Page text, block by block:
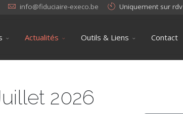
info@fiduciaire-execo.be Uniquement sur rdv
Actualités Outils & Liens Contact
2026